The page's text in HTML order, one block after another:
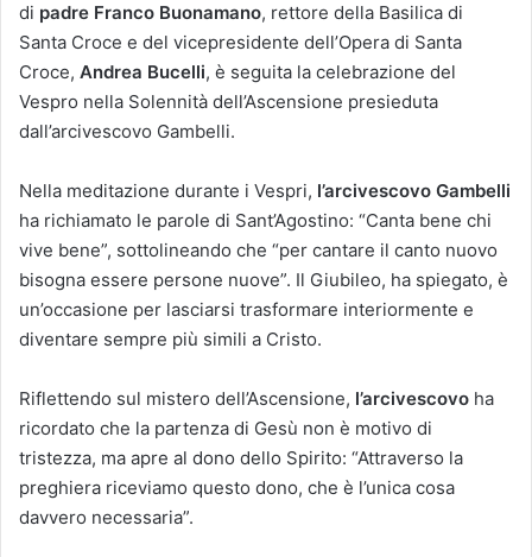
di padre Franco Buonamano, rettore della Basilica di
Santa Croce e del vicepresidente dell’Opera di Santa
Croce, Andrea Bucelli, è seguita la celebrazione del
Vespro nella Solennità dell’Ascensione presieduta
dall’arcivescovo Gambelli.
Nella meditazione durante i Vespri, l’arcivescovo Gambelli
ha richiamato le parole di Sant’Agostino: “Canta bene chi
vive bene”, sottolineando che “per cantare il canto nuovo
bisogna essere persone nuove”. Il Giubileo, ha spiegato, è
un’occasione per lasciarsi trasformare interiormente e
diventare sempre più simili a Cristo.
Riflettendo sul mistero dell’Ascensione, l’arcivescovo ha
ricordato che la partenza di Gesù non è motivo di
tristezza, ma apre al dono dello Spirito: “Attraverso la
preghiera riceviamo questo dono, che è l’unica cosa
davvero necessaria”.